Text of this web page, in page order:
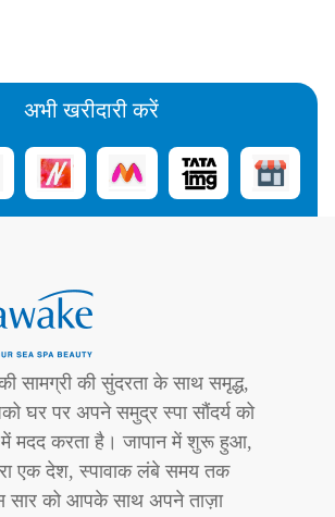
अभी खरीदारी करें
सामग्री की सुंदरता के साथ समृद्ध,
घर पर अपने समुद्र स्पा सौंदर्य को
मदद करता है। जापान में शुरू हुआ,
एक देश, स्पावाक लंबे समय तक
सार को आपके साथ अपने ताज़ा